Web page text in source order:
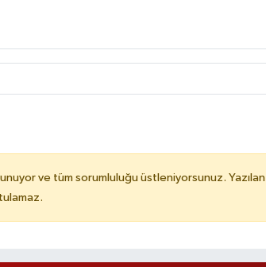
ve tüm sorumluluğu üstleniyorsunuz. Yazılan